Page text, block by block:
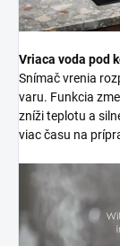
Vriaca voda pod
Snímač vrenia
varu. Funkcia
zníži teplotu a
viac času na